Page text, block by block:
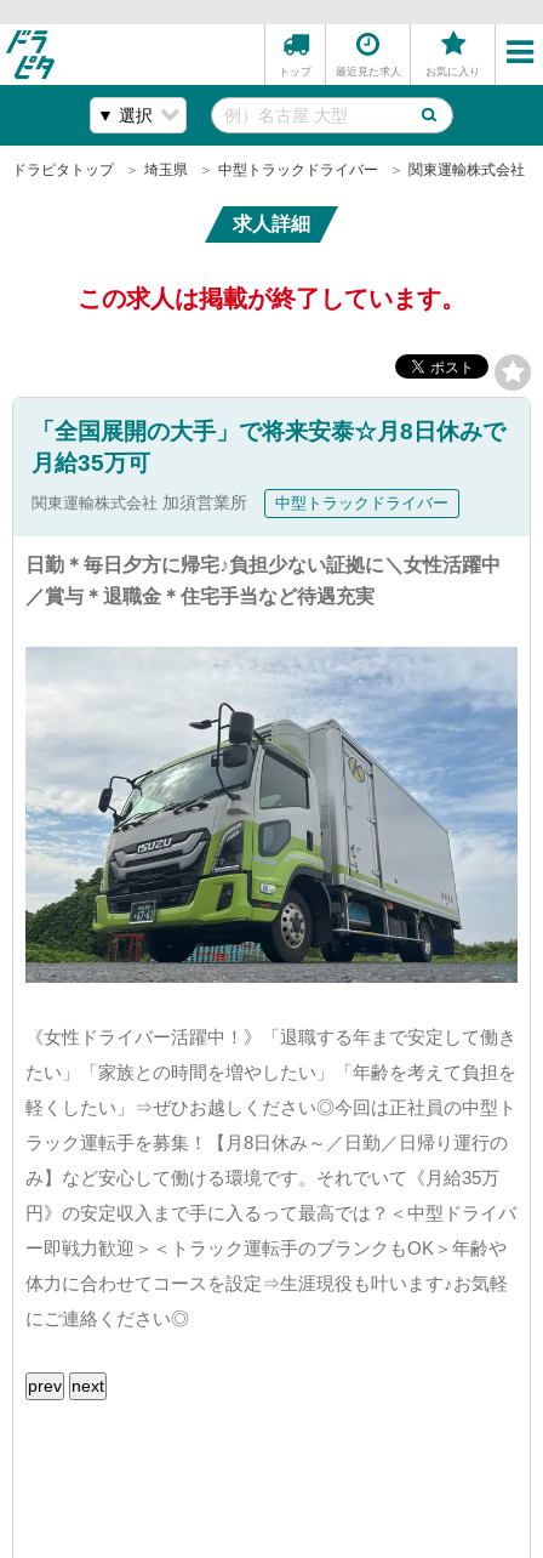
トップ 最近見た求人 お気に入り
ドラピタトップ 埼玉県 中型トラックドライバー 関東運輸株式会社
求人詳細
この求人は掲載が終了しています。
「全国展開の大手」で将来安泰☆月8日休みで
月給35万可
関東運輸株式会社 加須営業所 中型トラックドライバー
日勤＊毎日夕方に帰宅♪負担少ない証拠に＼女性活躍中
／賞与＊退職金＊住宅手当など待遇充実
《女性ドライバー活躍中！》「退職する年まで安定して働き
たい」「家族との時間を増やしたい」「年齢を考えて負担を
軽くしたい」⇒ぜひお越しください◎今回は正社員の中型ト
ラック運転手を募集！【月8日休み～／日勤／日帰り運行の
み】など安心して働ける環境です。それでいて《月給35万
円》の安定収入まで手に入るって最高では？＜中型ドライバ
ー即戦力歓迎＞＜トラック運転手のブランクもOK＞年齢や
体力に合わせてコースを設定⇒生涯現役も叶います♪お気軽
にご連絡ください◎
prev next